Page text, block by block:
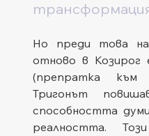
Но преди това
отново в
(препратка към
Тригонът
способността
реалността.